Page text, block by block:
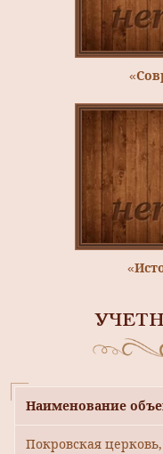
Наименование
Покровская церковь,